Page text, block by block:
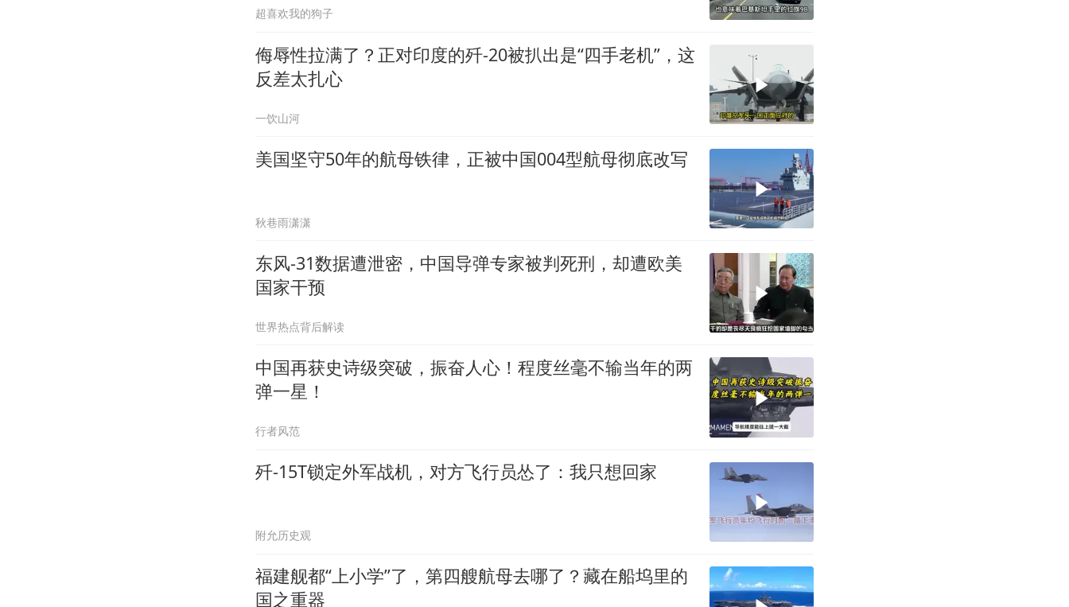
超喜欢我的狗子
侮辱性拉满了？正对印度的歼-20被扒出是“四手老机”，这
反差太扎心
一饮山河
美国坚守50年的航母铁律，正被中国004型航母彻底改写
秋巷雨潇潇
东风-31数据遭泄密，中国导弹专家被判死刑，却遭欧美
国家干预
世界热点背后解读
中国再获史诗级突破，振奋人心！程度丝毫不输当年的两
弹一星！
行者风范
歼-15T锁定外军战机，对方飞行员怂了：我只想回家
附允历史观
福建舰都“上小学”了，第四艘航母去哪了？藏在船坞里的
国之重器